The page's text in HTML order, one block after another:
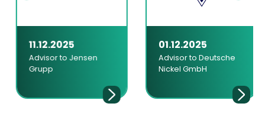
11.12.2025
Advisor to Jensen
Grupp
01.12.2025
Advisor to Deutsche
Nickel GmbH